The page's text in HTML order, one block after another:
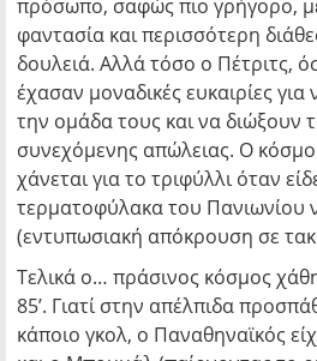
πρόσωπο, σαφώς πιο γρήγορο,
φαντασία και περισσότερη
δουλειά. Αλλά τόσο ο Πέτριτς,
έχασαν μοναδικές ευκαιρίες
την ομάδα τους και να διώξουν
συνεχόμενης απώλειας. Ο
χάνεται για το τριφύλλι όταν
τερματοφύλακα του Πανιωνίου
(εντυπωσιακή απόκρουση σε
Τελικά ο… πράσινος κόσμος
85’. Γιατί στην απέλπιδα
κάποιο γκολ, ο Παναθηναϊκός